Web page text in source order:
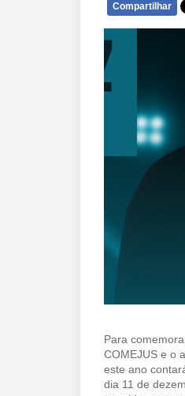
Compartilhar
Para
COMEJUS e o
este ano
dia 11 de